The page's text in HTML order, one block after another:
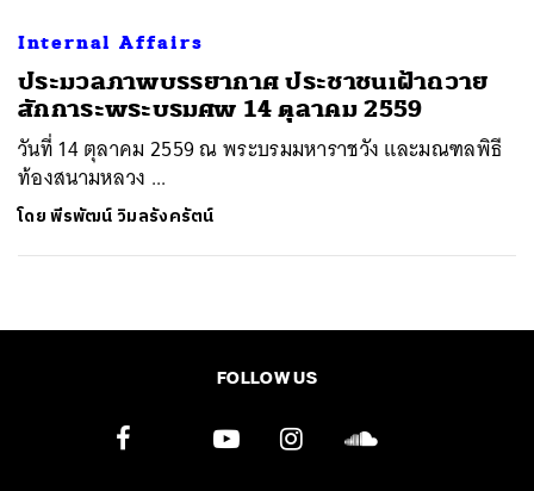
Internal Affairs
ประมวลภาพบรรยากาศ ประชาชนเฝ้าถวาย
สักการะพระบรมศพ 14 ตุลาคม 2559
วันที่ 14 ตุลาคม 2559 ณ พระบรมมหาราชวัง และมณฑลพิธี
ท้องสนามหลวง ...
โดยพีรพัฒน์ วิมลรังครัตน์
FOLLOW US